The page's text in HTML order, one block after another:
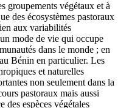
groupements végétaux et à
des écosystèmes pastoraux
aux variabilités
mode de vie qui occupe
dans le monde ; en
Bénin en particulier. Les
et naturelles
non seulement dans la
pastoraux mais aussi
des espèces végétales